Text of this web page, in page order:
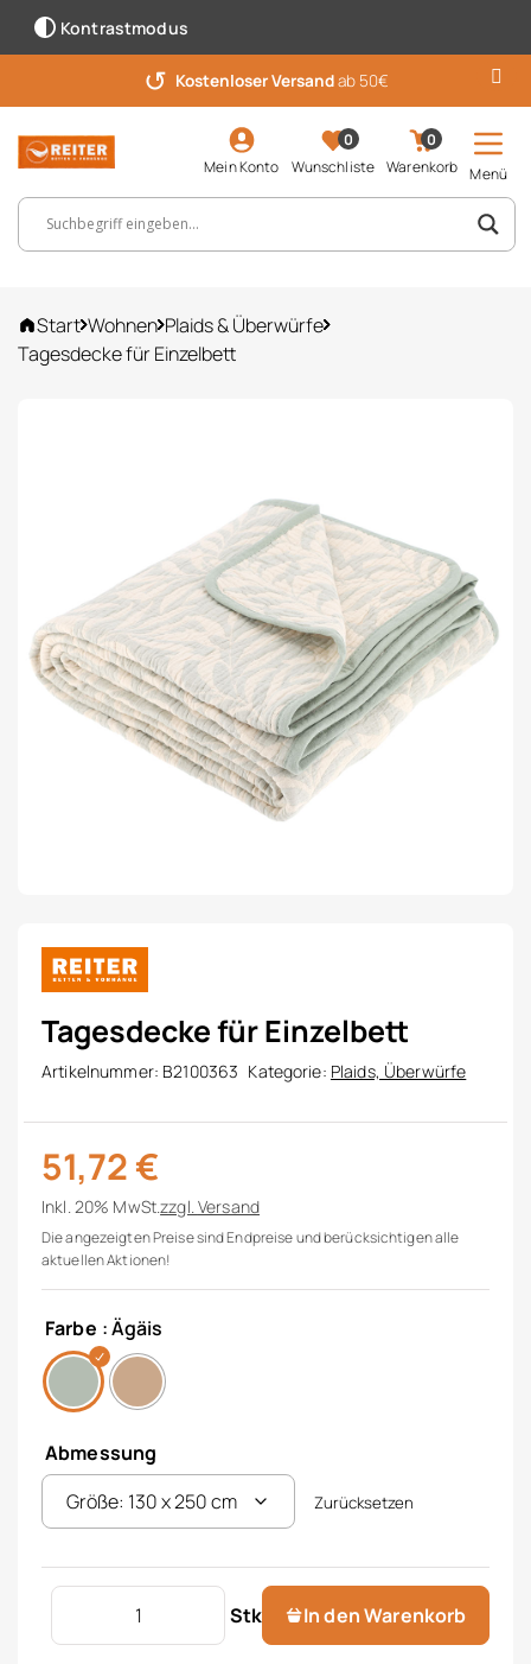
Kontrastmodus
↺ Kostenloser Versandab 50€
Mein Konto
0
Wunschliste
0
Warenkorb
Menü
Suchbegriff, Artikelnummer ...
Start Wohnen Plaids & Überwürfe
Tagesdecke für Einzelbett
Tagesdecke für Einzelbett
Artikelnummer: B2100363 Kategorie: Plaids, Überwürfe
51,72€
Inkl. 20% MwSt.zzgl.Versand
Die angezeigten Preise sind Endpreise und berücksichtigen alle
aktuellen Aktionen!
Farbe : Ägäis
Abmessung
Zurücksetzen
Stk
Tagesdecke für Einzelbett Menge
In den Warenkorb